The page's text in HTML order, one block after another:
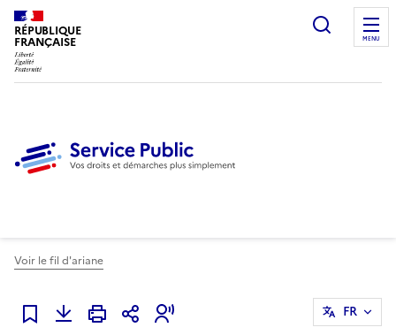
RÉPUBLIQUE
FRANÇAISE
Ouvrir
MENU
Voir le fil d'ariane
Ajouter à mes favoris
FR